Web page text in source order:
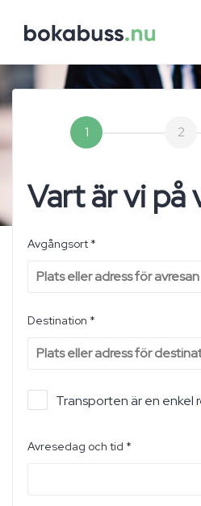
1 2
Vart är vi på
Avgångsort *
Destination *
Transporten är en enkel
Avresedag och tid *